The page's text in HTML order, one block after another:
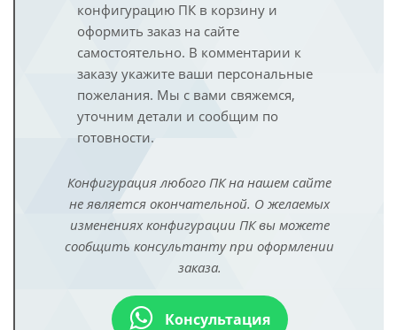
конфигурацию ПК в корзину и
оформить заказ на сайте
самостоятельно. В комментарии к
заказу укажите ваши персональные
пожелания. Мы с вами свяжемся,
уточним детали и сообщим по
готовности.
Конфигурация любого ПК на нашем сайте
не является окончательной. О желаемых
изменениях конфигурации ПК вы можете
сообщить консультанту при оформлении
заказа.
Консультация